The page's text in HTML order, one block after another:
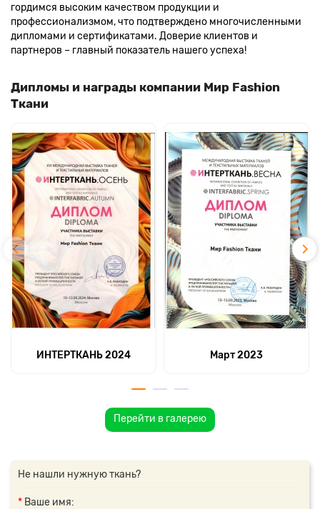
гордимся высоким качеством продукции и
профессионализмом, что подтверждено многочисленными
дипломами и сертификатами. Доверие клиентов и
партнеров – главный показатель нашего успеха!
Дипломы и награды компании Мир Fashion
Ткани
ИНТЕРТКАНЬ 2024 Март 2023
Перейти в галерею
Не нашли нужную ткань?
Ваше имя: